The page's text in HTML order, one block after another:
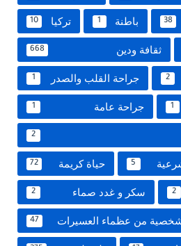
38 باطنة 1 تركيا 10
ثقافة ودين 668
2 جراحة القلب والصدر 1
1 جراحة عامة 1
2
5 حياة كريمة 72
2 سكر و غدد صماء 2
من عظماء العسيرات 47